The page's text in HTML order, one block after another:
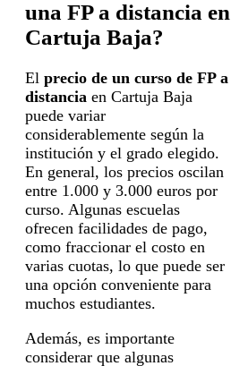
una FP a distancia en
Cartuja Baja?
El precio de un curso de FP a
distancia en Cartuja Baja
puede variar
considerablemente según la
institución y el grado elegido.
En general, los precios oscilan
entre 1.000 y 3.000 euros por
curso. Algunas escuelas
ofrecen facilidades de pago,
como fraccionar el costo en
varias cuotas, lo que puede ser
una opción conveniente para
muchos estudiantes.
Además, es importante
considerar que algunas